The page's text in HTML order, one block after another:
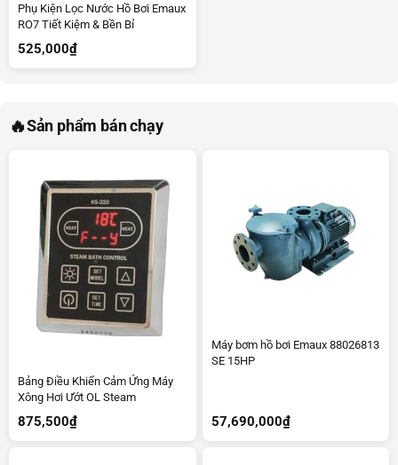
Phụ Kiện Lọc Nước Hồ Bơi Emaux
RO7 Tiết Kiệm & Bền Bỉ
525,000₫
🔥Sản phẩm bán chạy
Bảng Điều Khiển Cảm Ứng Máy
Xông Hơi Ướt OL Steam
875,500₫
Máy bơm hồ bơi Emaux 88026813
SE 15HP
57,690,000₫